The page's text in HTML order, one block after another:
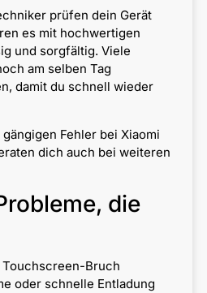
prüfen dein Gerät
es mit hochwertigen
und sorgfältig. Viele
am selben Tag
damit du schnell wieder
Fehler bei Xiaomi
dich auch bei weiteren
die
Touchscreen-Bruch
oder schnelle Entladung